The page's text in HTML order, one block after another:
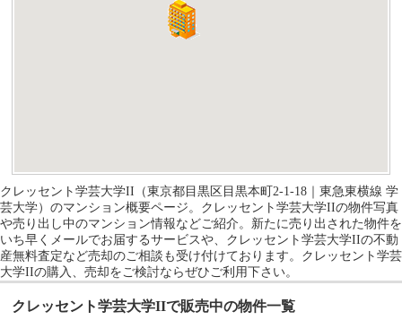
クレッセント学芸大学II（東京都目黒区目黒本町2-1-18｜東急東横線 学
芸大学）のマンション概要ページ。クレッセント学芸大学IIの物件写真
や売り出し中のマンション情報などご紹介。新たに売り出された物件を
いち早くメールでお届するサービスや、クレッセント学芸大学IIの不動
産無料査定など売却のご相談も受け付けております。クレッセント学芸
大学IIの購入、売却をご検討ならぜひご利用下さい。
クレッセント学芸大学IIで販売中の物件一覧